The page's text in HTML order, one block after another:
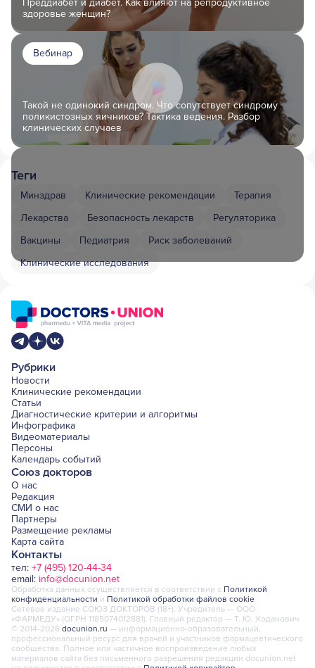
Преддиабет и диабет. Как влияют на репродуктивное
здоровье женщин?
Вебинар
Такой не одинокий синдром. Что сопутствует синдрому
поликистозных яичников? Тактика ведения. Разбор
клинических случаев
Теги
Минздрав Клинические рекомендации
Терапия
Лекарства
Безопасность лекарств
Регуляторика
Вакцины
Педиатрия
Риск заболеваний
Клинические исследования
Рубрики
Новости
Клинические рекомендации
Статьи
Диагностические критерии и алгоритмы
Инфографика
Видеоматериалы
Персоны
Календарь событий
Союз докторов
О нас
Редакция
СМИ о нас
Партнеры
Размещение рекламы
Карта сайта
Контакты
тел: +7 (495) 120-44-34
email: info@docunion.net
Обработка данных осуществляется в соответствии с Политикой
конфиденциальности и Политикой обработки файлов cookie
Сетевое издание СОЮЗ ДОКТОРОВ (18+). Учредитель — ООО
«ФАРМЕДУ» (ОГРН 1185074012881). Главный редактор — Т. Ю. Ходанович
© 2014-2026 docunion.ru — информационно-образовательный,
профессиональный ресурс для врачей и участников фармацевтического
сообщества. Полное или частичное воспроизведение любых
материалов сайта без письменного разрешения редакции docunion.net